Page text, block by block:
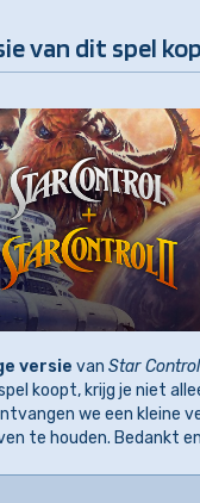
van dit spel
versie van Star
koopt, krijg je niet
we een kleine
te houden. Bedankt